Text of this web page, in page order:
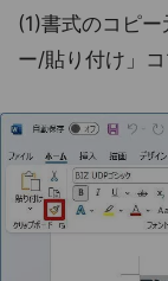
(1)書式のコピ
ー/貼り付け」コ